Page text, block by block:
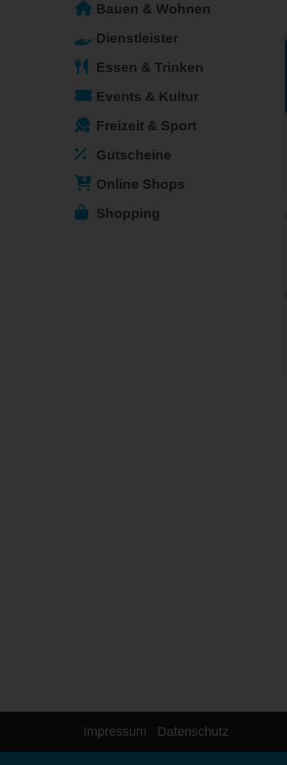
Bauen & Wohnen
Dienstleister
Essen & Trinken
Events & Kultur
Freizeit & Sport
Gutscheine
Online Shops
Shopping
Impressum Datenschutz